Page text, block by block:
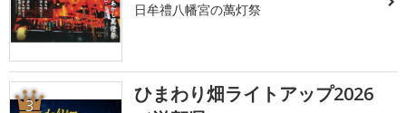
日牟禮八幡宮の萬灯祭
3
ひまわり畑ライトアップ2026